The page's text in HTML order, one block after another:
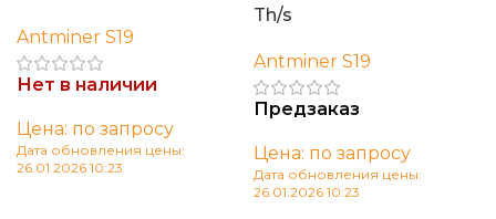
Antminer S19
Нет в наличии
Цена: по запросу
Дата обновления цены:
26.01.2026 10:23
Th/s
Antminer S19
Предзаказ
Цена: по запросу
Дата обновления цены:
26.01.2026 10:23